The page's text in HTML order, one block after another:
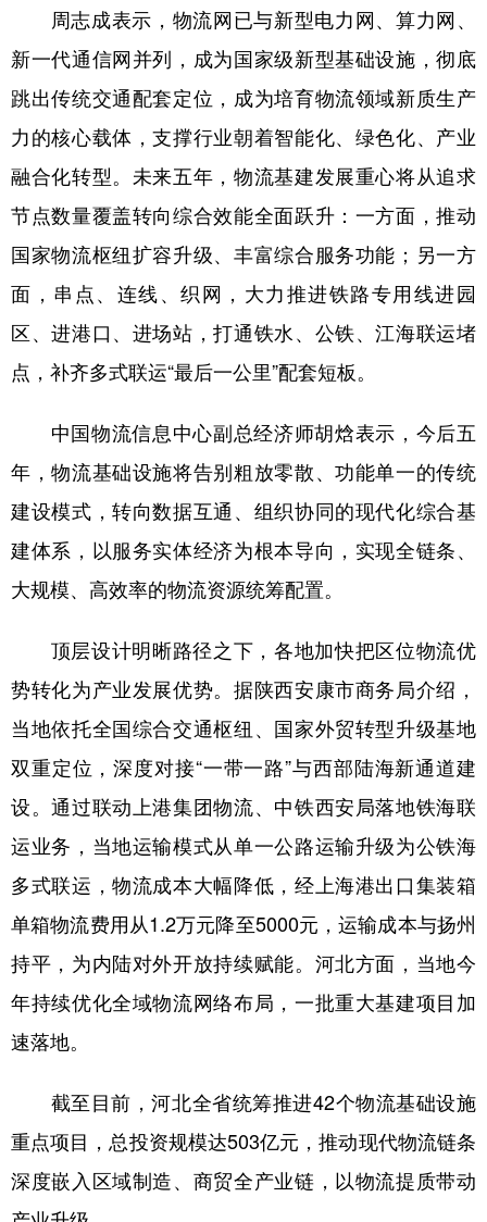
English Español Français عربى
Русский язык 日本語 한국어
Deutsch Português
周志成表示，物流网已与新型电力网、算力网、
新一代通信网并列，成为国家级新型基础设施，彻底
跳出传统交通配套定位，成为培育物流领域新质生产
力的核心载体，支撑行业朝着智能化、绿色化、产业
融合化转型。未来五年，物流基建发展重心将从追求
节点数量覆盖转向综合效能全面跃升：一方面，推动
国家物流枢纽扩容升级、丰富综合服务功能；另一方
面，串点、连线、织网，大力推进铁路专用线进园
区、进港口、进场站，打通铁水、公铁、江海联运堵
点，补齐多式联运“最后一公里”配套短板。
中国物流信息中心副总经济师胡焓表示，今后五
年，物流基础设施将告别粗放零散、功能单一的传统
建设模式，转向数据互通、组织协同的现代化综合基
建体系，以服务实体经济为根本导向，实现全链条、
大规模、高效率的物流资源统筹配置。
顶层设计明晰路径之下，各地加快把区位物流优
势转化为产业发展优势。据陕西安康市商务局介绍，
当地依托全国综合交通枢纽、国家外贸转型升级基地
双重定位，深度对接“一带一路”与西部陆海新通道建
设。通过联动上港集团物流、中铁西安局落地铁海联
运业务，当地运输模式从单一公路运输升级为公铁海
多式联运，物流成本大幅降低，经上海港出口集装箱
单箱物流费用从1.2万元降至5000元，运输成本与扬州
持平，为内陆对外开放持续赋能。河北方面，当地今
年持续优化全域物流网络布局，一批重大基建项目加
速落地。
截至目前，河北全省统筹推进42个物流基础设施
重点项目，总投资规模达503亿元，推动现代物流链条
深度嵌入区域制造、商贸全产业链，以物流提质带动